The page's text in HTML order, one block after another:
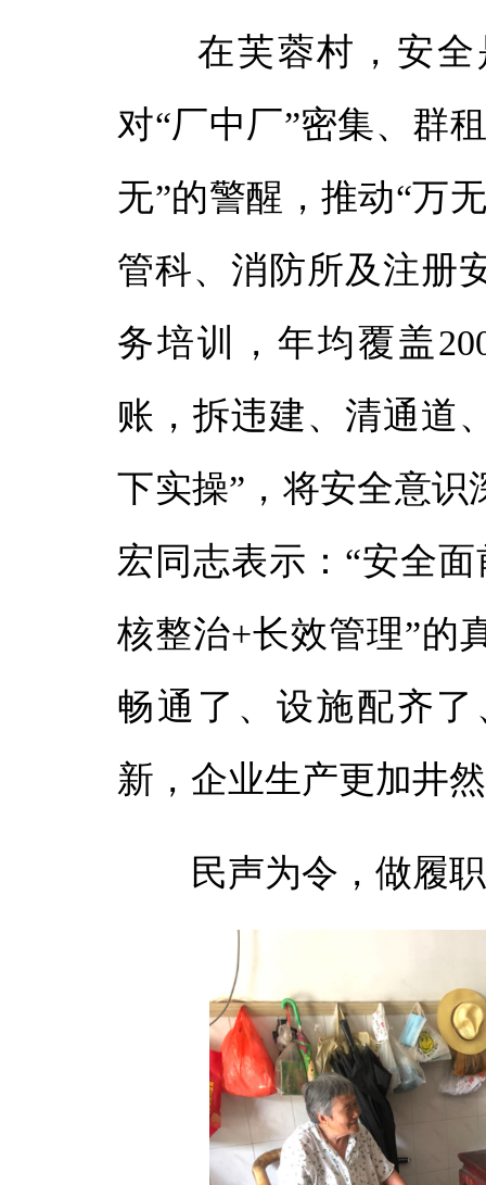
在芙蓉村，安全
对“厂中厂”密集、群
无”的警醒，推动“万
管科、消防所及注册
务培训，年均覆盖
账，拆违建、清通道
下实操”，将安全意
宏同志表示：“安全面
核整治+长效管理”的
畅通了、设施配齐
新，企业生产更加井
民声为令，做履职